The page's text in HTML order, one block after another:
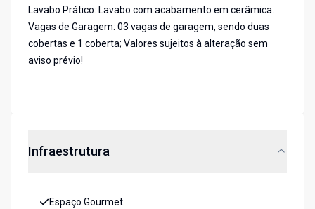
Lavabo Prático: Lavabo com acabamento em cerâmica.
Vagas de Garagem: 03 vagas de garagem, sendo duas
cobertas e 1 coberta; Valores sujeitos à alteração sem
aviso prévio!
Infraestrutura
Espaço Gourmet